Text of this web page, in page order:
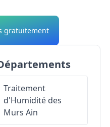
gratuitement
Traitement
d'Humidité des
Murs Ain